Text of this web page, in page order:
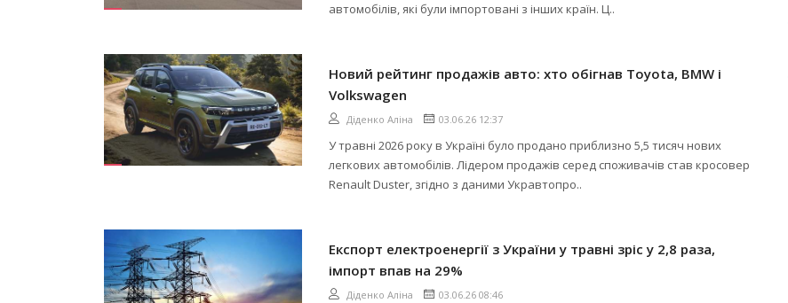
автомобілів, які були імпортовані з інших країн. Ц..
Новий рейтинг продажів авто: хто обігнав Toyota, BMW і
Volkswagen
Діденко Аліна 03.06.26 12:37
У травні 2026 року в Україні було продано приблизно 5,5 тисяч нових
легкових автомобілів. Лідером продажів серед споживачів став кросовер
Renault Duster, згідно з даними Укравтопро..
Експорт електроенергії з України у травні зріс у 2,8 раза,
імпорт впав на 29%
Діденко Аліна 03.06.26 08:46